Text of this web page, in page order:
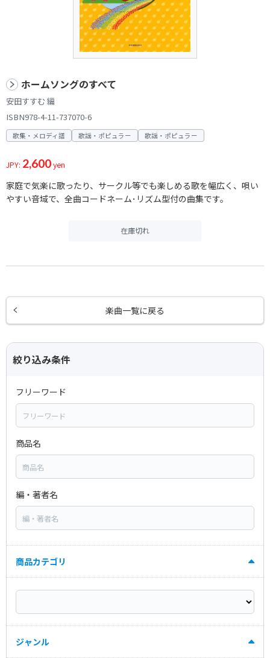
ホームソングのすべて
安田すすむ 編
ISBN978-4-11-737070-6
歌集・メロディ譜 歌謡・ポピュラー 歌謡・ポピュラー
JPY: 2,600yen
家庭で気楽に歌ったり、サークル等でも楽しめる歌を幅広く、唄い
やすい音域で、全曲コードネーム･リズム型付の曲集です。
在庫切れ
楽曲一覧に戻る
絞り込み条件
フリーワード
商品名
編・著者名
商品カテゴリ
ジャンル